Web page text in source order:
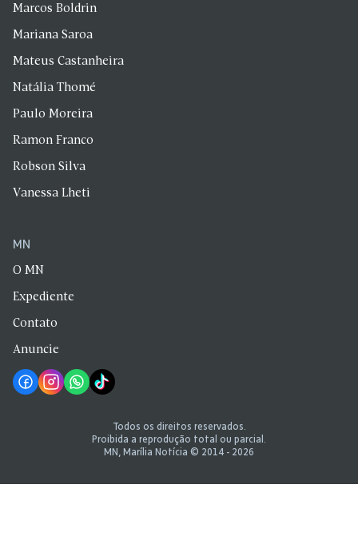
Marcos Boldrin
Mariana Saroa
Mateus Castanheira
Natália Thomé
Paulo Moreira
Ramon Franco
Robson Silva
Vanessa Lheti
MN
O MN
Expediente
Contato
Anuncie
Todos os direitos reservados.
Proibida a reprodução total ou parcial.
MN, Marília Notícia © 2014 - 2026